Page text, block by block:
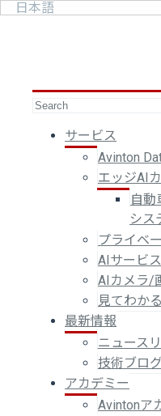
日本語
サービス
Avinton
エッジAI
自動
シス
プライベ
AIサービ
AIカメラ/
見てわか
最新情報
ニュース
技術ブロ
アカデミー
Avintonア